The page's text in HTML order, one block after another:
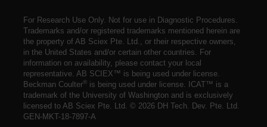
For Research Use Only. Not for use in Diagnostic Procedures.
Trademarks and/or registered trademarks mentioned herein are
the property of AB Sciex Pte. Ltd., or their respective owners,
in the United States and/or certain other countries. For
information on availability, please contact your local
representative. AB SCIEX™ is being used under license.
Beckman Coulter® is being used under license. ICAT™ is a
trademark of the University of Washington and is exclusively
licensed to AB Sciex Pte. Ltd. © 2026 DH Tech. Dev. Pte. Ltd.
GEN-MKT-18-7897-A